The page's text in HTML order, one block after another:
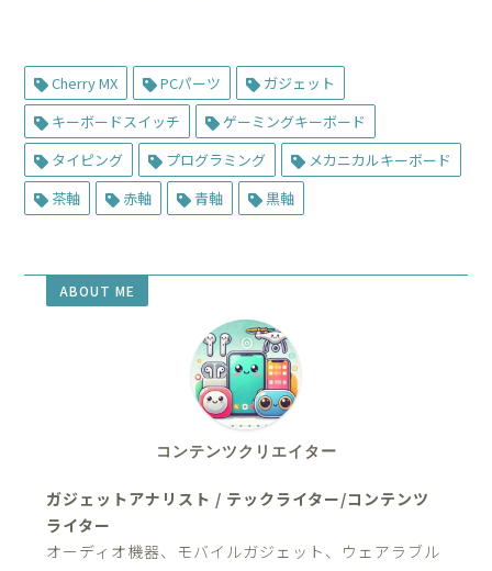
Cherry MX PCパーツ
ガジェット
キーボードスイッチ
ゲーミングキーボード
タイピング
プログラミング
メカニカルキーボード
茶軸
赤軸 青軸 黒軸
ABOUT ME
コンテンツクリエイター
ガジェットアナリスト / テックライター/コンテンツ
ライター
オーディオ機器、モバイルガジェット、ウェアラブル